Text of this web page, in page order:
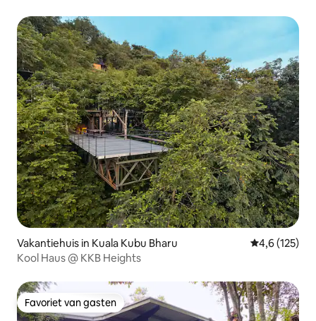
Vakantiehuis in Kuala Kubu Bharu Gemiddelde
4,6 (125)
Kool Haus @ KKB Heights
Favoriet van gasten
Favoriet van gasten